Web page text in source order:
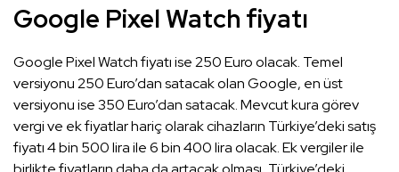
Google Pixel Watch fiyatı
Google Pixel Watch fiyatı ise 250 Euro olacak. Temel
versiyonu 250 Euro’dan satacak olan Google, en üst
versiyonu ise 350 Euro’dan satacak. Mevcut kura görev
vergi ve ek fiyatlar hariç olarak cihazların Türkiye’deki satış
fiyatı 4 bin 500 lira ile 6 bin 400 lira olacak. Ek vergiler ile